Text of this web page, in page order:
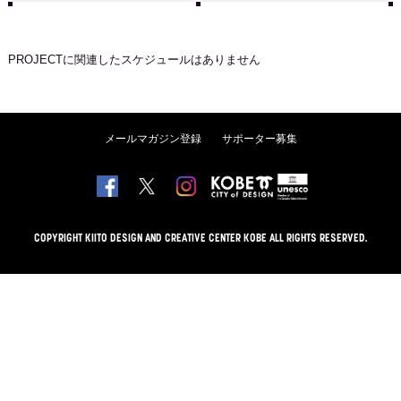
PROJECTに関連したスケジュールはありません
メールマガジン登録 サポーター募集
COPYRIGHT KIITO DESIGN AND CREATIVE CENTER KOBE ALL RIGHTS RESERVED.